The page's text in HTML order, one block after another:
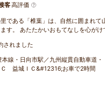
客高評価
である「椎葉」は、自然に囲まれて
す。 あたたかいおもてなしを心がけ
されました
本線・日向市駅／九州縦貫自動車道・
益城ＩＣ&#12316;お車で2時間